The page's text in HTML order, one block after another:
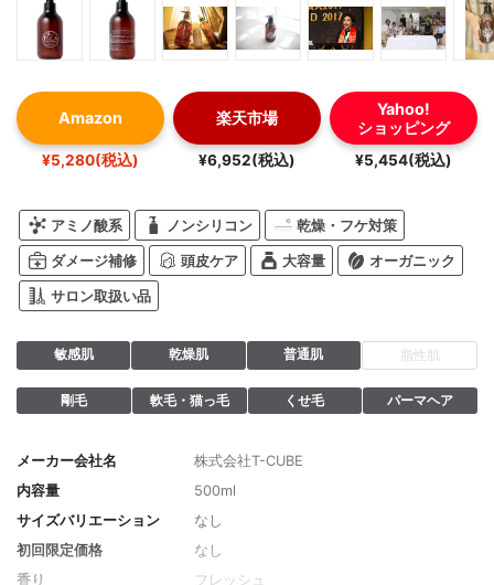
Amazon
¥5,280(税込)
楽天市場
¥6,952(税込)
Yahoo!
ショッピング
¥5,454(税込)
アミノ酸系 ノンシリコン 乾燥・フケ対策
ダメージ補修 頭皮ケア 大容量 オーガニック
サロン取扱い品
敏感肌 乾燥肌 普通肌 脂性肌
剛毛 軟毛・猫っ毛 くせ毛 パーマヘア
メーカー会社名
株式会社T-CUBE
内容量
500ml
サイズバリエーション
なし
初回限定価格
なし
香り
フレッシュ